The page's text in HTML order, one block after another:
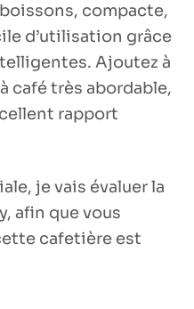
compacte,
d’utilisation grâce
Ajoutez à
café très abordable,
rapport
je vais évaluer la
afin que vous
cafetière est